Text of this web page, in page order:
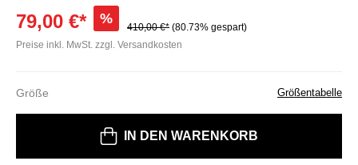
79,00 €* %
410,00 €* (80.73% gespart)
Preise inkl. MwSt. zzgl. Versandkosten
Größe Größentabelle
IN DEN WARENKORB